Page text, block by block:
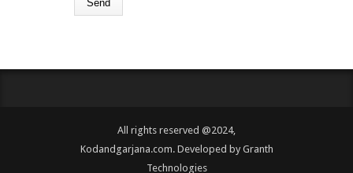
All rights reserved @2024,
Kodandgarjana.com. Developed by Granth
Technologies